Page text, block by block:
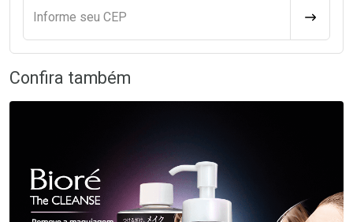
Informe seu CEP
Confira também